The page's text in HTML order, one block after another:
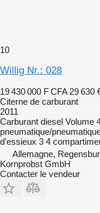
10
Willig Nr.: 028
19 430 000 F CFA 29 630
Citerne de carburant
2011
Carburant diesel Volume
pneumatique/
d'essieux 3 4
Allemagne,
Kornprobst GmbH
Contacter le vendeur